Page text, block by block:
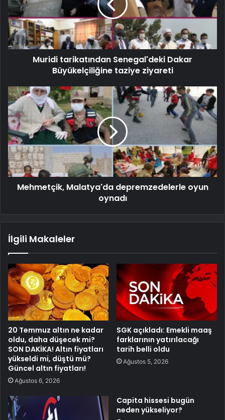
Muridi tarikatından Senegal'deki Dakar
Büyükelçiliğine taziye ziyareti
Mehmetçik, Malatya'da depremzedelerle oyun
oynadı
İlgili Makaleler
20 Temmuz altın ne kadar
oldu, daha düşecek mi?
SON DAKİKA! Altın fiyatları
yükseldi mi, düştü mü?
Güncel altın fiyatları!
Ağustos 6, 2026
SGK açıkladı: Emekli maaş
farklarının yatırılacağı
tarih belli oldu
Ağustos 5, 2026
Capita hissesi bugün
neden yükseliyor?